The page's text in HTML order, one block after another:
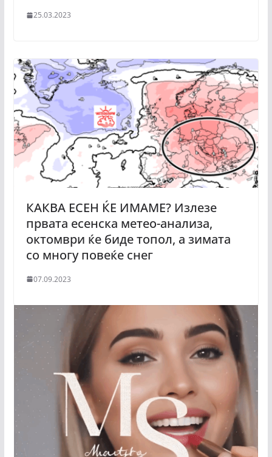
25.03.2023
КАКВА ЕСЕН ЌЕ ИМАМЕ? Излезе
првата есенска метео-анализа,
октомври ќе биде топол, а зимата
со многу повеќе снег
07.09.2023